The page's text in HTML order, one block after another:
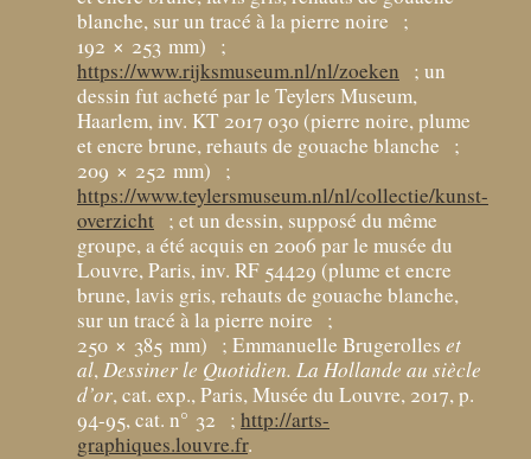
blanche, sur un tracé à la pierre noire
;
192 × 253 mm)
;
https://www.rijksmuseum.nl/nl/zoeken
; un
dessin fut acheté par le Teylers Museum,
Haarlem, inv. KT 2017 030 (pierre noire, plume
et encre brune, rehauts de gouache blanche
;
209 × 252 mm)
;
https://www.teylersmuseum.nl/nl/collectie/kunst-
overzicht ; et un dessin, supposé du même
groupe, a été acquis en 2006 par le musée du
Louvre, Paris, inv. RF 54429 (plume et encre
brune, lavis gris, rehauts de gouache blanche,
sur un tracé à la pierre noire
;
250 × 385 mm) ; Emmanuelle Brugerolles et
al,Dessiner le Quotidien. La Hollande au siècle
d’or, cat. exp., Paris, Musée du Louvre, 2017, p.
94-95, cat. n° 32
; http://arts-
graphiques.louvre.fr.